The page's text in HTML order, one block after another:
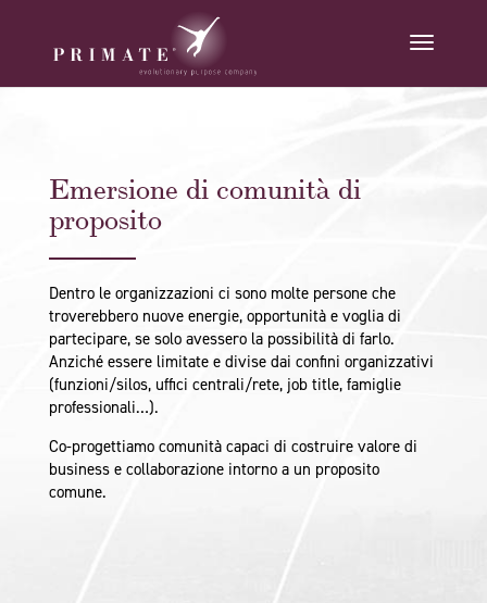
Emersione di comunità di
proposito
Dentro le organizzazioni ci sono molte persone che
troverebbero nuove energie, opportunità e voglia di
partecipare, se solo avessero la possibilità di farlo.
Anziché essere limitate e divise dai confini organizzativi
(funzioni/silos, uffici centrali/rete, job title, famiglie
professionali…).
Co-progettiamo comunità capaci di costruire valore di
business e collaborazione intorno a un proposito
comune.